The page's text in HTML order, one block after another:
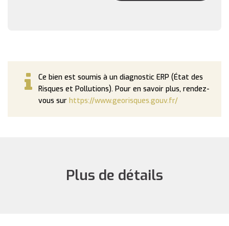
Ce bien est soumis à un diagnostic ERP (État des
Risques et Pollutions). Pour en savoir plus, rendez-
vous sur https://www.georisques.gouv.fr/
Plus de détails